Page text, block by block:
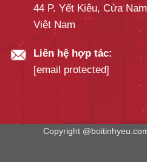
44 P. Yết Kiêu, Cửa
Việt Nam
Liên hệ hợp tác:
[email protected]
Copyright